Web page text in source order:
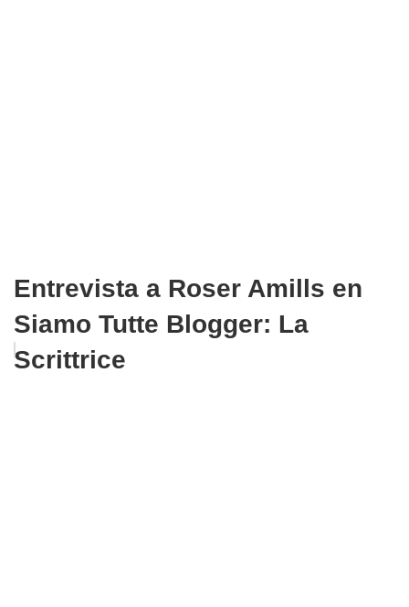
Entrevista a Roser Amills en
Siamo Tutte Blogger: La
Scrittrice